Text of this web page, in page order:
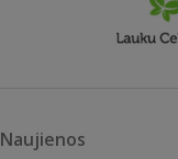
Naujienos